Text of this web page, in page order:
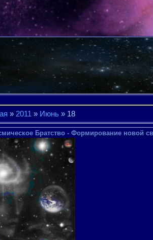
» 2011 » Июнь » 18
Братство - Формирование новой